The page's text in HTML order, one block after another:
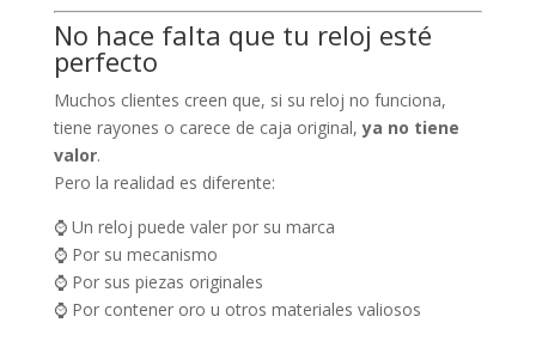
No hace falta que tu reloj esté
perfecto
Muchos clientes creen que, si su reloj no funciona,
tiene rayones o carece de caja original,ya no tiene
valor.
Pero la realidad es diferente:
⌚ Un reloj puede valer por su marca
⌚ Por su mecanismo
⌚ Por sus piezas originales
⌚ Por contener oro u otros materiales valiosos